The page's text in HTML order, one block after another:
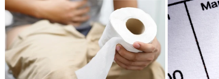
meilleures eaux pour relancer le transit et les
conseils pratiques
sources et